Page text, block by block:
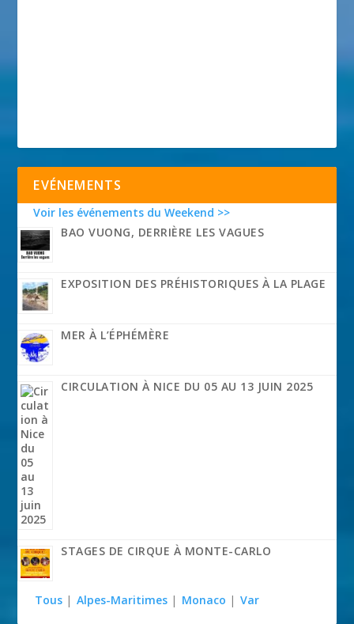
EVÉNEMENTS
Voir les événements du Weekend >>
BAO VUONG, DERRIÈRE LES VAGUES
EXPOSITION DES PRÉHISTORIQUES À LA PLAGE
MER À L’ÉPHÉMÈRE
CIRCULATION À NICE DU 05 AU 13 JUIN 2025
STAGES DE CIRQUE À MONTE-CARLO
Tous | Alpes-Maritimes | Monaco | Var